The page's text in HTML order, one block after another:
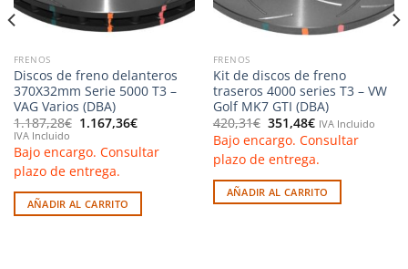
FRENOS
Discos de freno delanteros
370X32mm Serie 5000 T3 –
VAG Varios (DBA)
1.187,28€ El
precio
original
era:
1.187,28€.
1.167,36€El
actual
es:
IVA Incluido
Bajo encargo. Consultar
plazo de entrega.
AÑADIR AL CARRITO
FRENOS
Kit de discos de freno
traseros 4000 series T3 – VW
Golf MK7 GTI (DBA)
420,31€ El
precio
original
era:
420,31€.
351,48€El
precio
actual
es:
351,48€.
IVA Incluido
Bajo encargo. Consultar
plazo de entrega.
AÑADIR AL CARRITO